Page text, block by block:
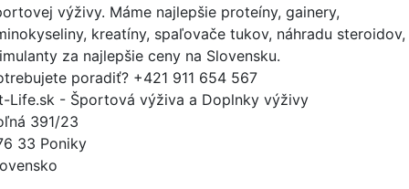
výživy. Máme najlepšie proteíny, gainery,
kreatíny, spaľovače tukov, náhradu steroidov,
za najlepšie ceny na Slovensku.
poradiť? +421 911 654 567
Life.sk - Športová výživa a Doplnky výživy
391/23
33 Poniky